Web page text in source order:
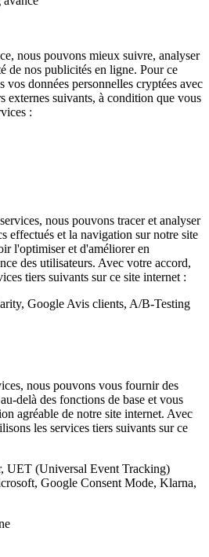
nous pouvons mieux suivre, analyser
de nos publicités en ligne. Pour ce
vos données personnelles cryptées avec
externes suivants, à condition que vous
:
nous pouvons tracer et analyser
effectués et la navigation sur notre site
l'optimiser et d'améliorer en
des utilisateurs. Avec votre accord,
tiers suivants sur ce site internet :
Google Avis clients, A/B-Testing
nous pouvons vous fournir des
delà des fonctions de base et vous
agréable de notre site internet. Avec
les services tiers suivants sur ce
UET (Universal Event Tracking)
Google Consent Mode, Klarna,